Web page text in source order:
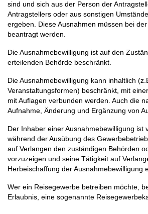
sind und sich aus der Person der
Antragstellers oder aus sonstigen
ergeben. Diese Ausnahmen müssen bei
beantragt werden.
Die Ausnahmebewilligung ist auf den
erteilenden Behörde beschränkt.
Die Ausnahmebewilligung kann inhaltlich
Veranstaltungsformen) beschränkt, mit
mit Auflagen verbunden werden. Auch die
Aufnahme, Änderung und Ergänzung von
Der Inhaber einer Ausnahmebewilligung ist
während der Ausübung des
auf Verlangen den zuständigen Behörden
vorzuzeigen und seine Tätigkeit auf
Herbeischaffung der Ausnahmebewilligung
Wer ein Reisegewerbe betreiben möchte,
Erlaubnis, eine sogenannte